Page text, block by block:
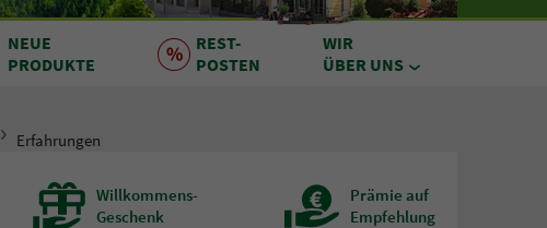
NEUE
PRODUKTE
REST-
POSTEN
WIR
ÜBER UNS
Erfahrungen
Willkommens-
Geschenk
Prämie auf
Empfehlung